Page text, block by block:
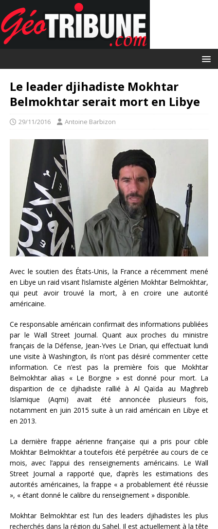
Le leader djihadiste Mokhtar
Belmokhtar serait mort en Libye
29/11/2016 Antoine Barbizon
Avec le soutien des États-Unis, la France a récemment mené
en Libye un raid visant l’islamiste algérien Mokhtar Belmokhtar,
qui peut avoir trouvé la mort, à en croire une autorité
américaine.
Ce responsable américain confirmait des informations publiées
par le Wall Street Journal. Quant aux proches du ministre
français de la Défense, Jean-Yves Le Drian, qui effectuait lundi
une visite à Washington, ils n’ont pas désiré commenter cette
information. Ce n’est pas la première fois que Mokhtar
Belmokhtar alias « Le Borgne » est donné pour mort. La
disparition de ce djihadiste rallié à Al Qaïda au Maghreb
Islamique (Aqmi) avait été annoncée plusieurs fois,
notamment en juin 2015 suite à un raid américain en Libye et
en 2013.
La dernière frappe aérienne française qui a pris pour cible
Mokhtar Belmokhtar a toutefois été perpétrée au cours de ce
mois, avec l’appui des renseignements américains. Le Wall
Street Journal a rapporté que, d’après les estimations des
autorités américaines, la frappe « a probablement été réussie
», « étant donné le calibre du renseignement » disponible.
Mokhtar Belmokhtar est l’un des leaders djihadistes les plus
recherchés dans la région du Sahel. Il est actuellement à la tête